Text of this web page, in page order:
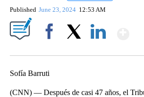
Published June 23, 2024 12:53 AM
Sofía Barruti
(CNN) — Después de casi 47 años, el